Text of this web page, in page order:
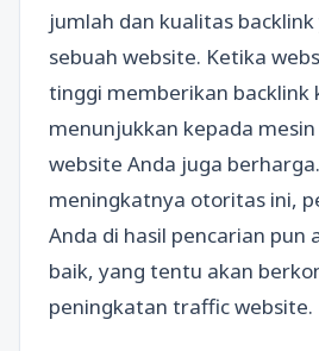
jumlah dan kualitas
sebuah website. Ketika
tinggi memberikan backlink
menunjukkan kepada
website Anda juga
meningkatnya otoritas ini,
Anda di hasil pencarian pun
baik, yang tentu akan
peningkatan traffic website.